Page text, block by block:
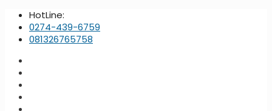
HotLine:
0274-439-6759
081326765758